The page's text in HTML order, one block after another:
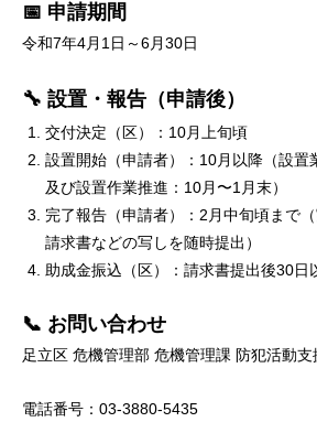
📅 申請期間
令和7年4月1日～6月30日
🔧 設置・報告（申請後）
交付決定（区）：10月上旬頃
設置開始（申請者）：10月以降（設置
及び設置作業推進：10月〜1月末）
完了報告（申請者）：2月中旬頃まで
請求書などの写しを随時提出）
助成金振込（区）：請求書提出後30日
📞 お問い合わせ
足立区 危機管理部 危機管理課 防犯活動支
電話番号：03-3880-5435